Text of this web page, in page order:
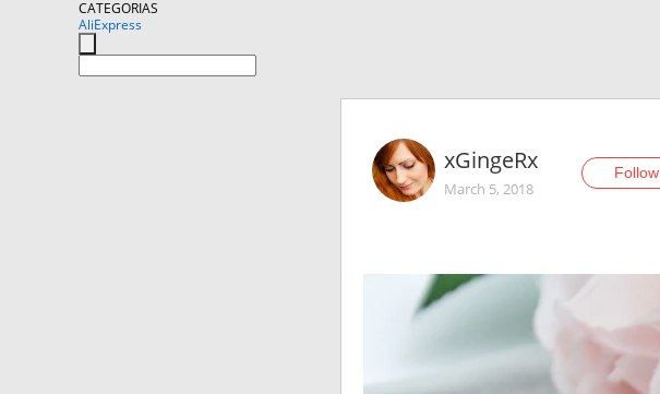
CATEGORIAS
AliExpress
xGingeRx
March 5, 2018
Follow